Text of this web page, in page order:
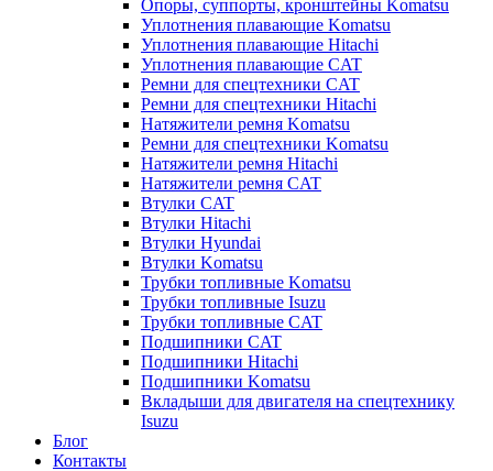
Опоры, суппорты, кронштейны Komatsu
Уплотнения плавающие Komatsu
Уплотнения плавающие Hitachi
Уплотнения плавающие CAT
Ремни для спецтехники CAT
Ремни для спецтехники Hitachi
Натяжители ремня Komatsu
Ремни для спецтехники Komatsu
Натяжители ремня Hitachi
Натяжители ремня CAT
Втулки CAT
Втулки Hitachi
Втулки Hyundai
Втулки Komatsu
Трубки топливные Komatsu
Трубки топливные Isuzu
Трубки топливные CAT
Подшипники CAT
Подшипники Hitachi
Подшипники Komatsu
Вкладыши для двигателя на спецтехнику
Isuzu
Блог
Контакты